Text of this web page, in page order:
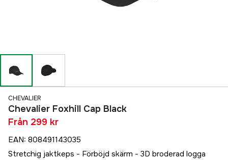
CHEVALIER
Chevalier Foxhill Cap Black
Från 299 kr
EAN: 808491143035
Stretchig jaktkeps - Förböjd skärm - 3D broderad logga